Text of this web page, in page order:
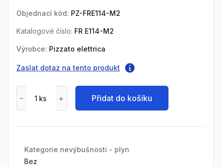
Objednací kód: PZ-FRE114-M2
Katalogové číslo: FR E114-M2
Výrobce: Pizzato elettrica
Zaslat dotaz na tento produkt
Přidat do košíku
Kategorie nevýbušnosti - plyn
Bez